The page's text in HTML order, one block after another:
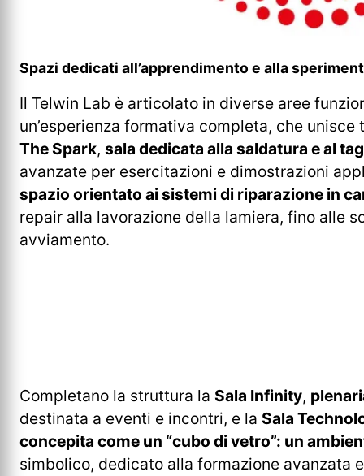
Spazi dedicati all’apprendimento e alla
Il Telwin Lab è articolato in diverse aree
un’esperienza formativa completa, che
The Spark, sala dedicata alla saldatura e al
avanzate per esercitazioni e dimostrazioni
spazio orientato ai sistemi di riparazione in
repair alla lavorazione della lamiera, fino alle
avviamento.
Completano la struttura la Sala Infinity,
destinata a eventi e incontri, e la Sala
concepita come un “cubo di vetro”: un
simbolico, dedicato alla formazione avanzata